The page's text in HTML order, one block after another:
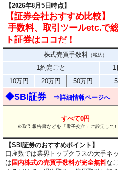
【2026年8月5日時点】
【証券会社おすすめ比較】
手数料、取引ツールetc.で
ト証券はココだ！
株式売買手数料 （税込）
1約定ごと
1
10万円
20万円 50万円
◆SBI証券 ⇒詳細情報ページへ
すべて0円
※取引報告書などを「電子交付」に設定して
【SBI証券のおすすめポイント】
口座数では業界トップクラスの大手ネ
は国内株式の売買手数料が完全無料な